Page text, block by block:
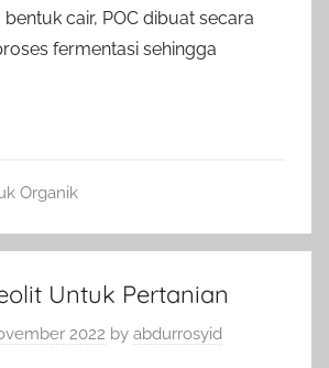
cair, POC dibuat secara
fermentasi sehingga
Organik
Untuk Pertanian
2022 by abdurrosyid